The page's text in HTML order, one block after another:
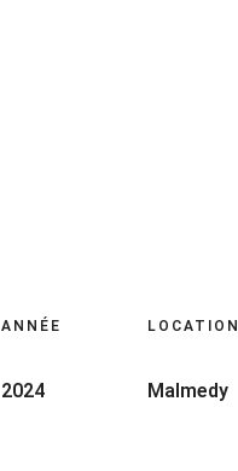
ANNÉE
2024
LOCATION
Malmedy